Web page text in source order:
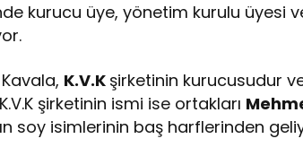
kurucu üye, yönetim kurulu üyesi
K.V.K şirketinin kurucusudur
şirketinin ismi ise ortakları
soy isimlerinin baş harflerinden